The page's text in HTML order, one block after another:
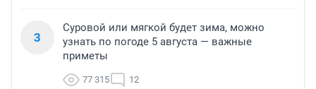
3
Суровой или мягкой будет зима, можно
узнать по погоде 5 августа — важные
приметы
77 315 12